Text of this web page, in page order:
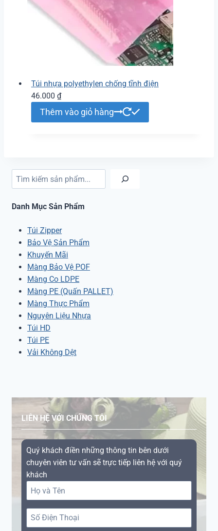
Túi nhựa polyethylen chống tĩnh điện
46.000 ₫
Thêm vào giỏ hàng
Tìm kiếm
Danh Mục Sản Phẩm
Túi Zipper
Bảo Vệ Sản Phẩm
Khuyến Mãi
Màng Bảo Vệ POF
Màng Co LDPE
Màng PE (Quấn PALLET)
Màng Thực Phẩm
Nguyên Liệu Nhựa
Túi HD
Túi PE
Vải Không Dệt
LIÊN HỆ VỚI CHÚNG TÔI
Quý khách điền những thông tin bên dưới
chuyên viên tư vấn sẽ trực tiếp liên hệ với quý
khách